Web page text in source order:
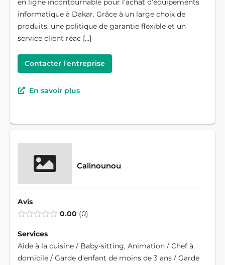
en ligne incontournable pour l’achat d’équipements
informatique à Dakar. Grâce à un large choix de
produits, une politique de garantie flexible et un
service client réac […]
Contacter l'entreprise
En savoir plus
Calinounou
Avis
0.00 0
Services
Aide à la cuisine / Baby-sitting, Animation / Chef à
domicile / Garde d'enfant de moins de 3 ans / Garde